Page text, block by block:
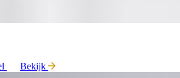
Bekijk